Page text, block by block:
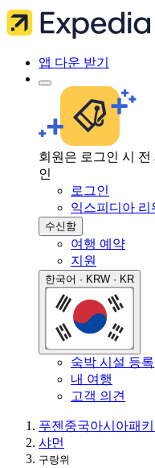
앱 다운 받기
회원은 로그인 시 전
인
로그인
익스피디아 리
수신함
여행 예약
지원
한국어 · KRW · KR
숙박 시설 등록
내 여행
고객 의견
푸젠 중국아시아패키
샤먼
구랑위